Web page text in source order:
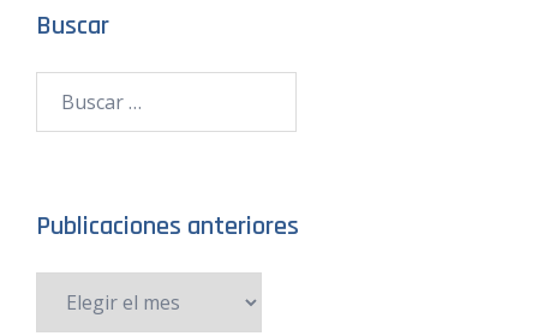
Buscar
Publicaciones anteriores